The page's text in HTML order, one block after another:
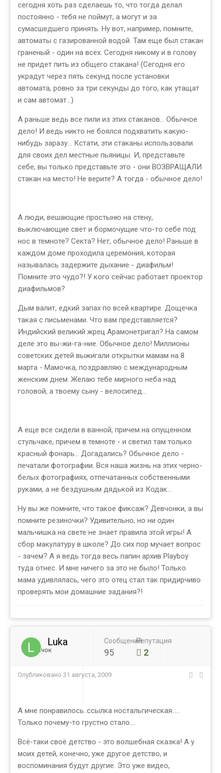
сегодня хоть раз сделаешь то, что тогда делал
постоянно - тебя не поймут, а могут и за
сумасшедшего принять. Ну вот, например, помните,
автоматы с газированной водой. Там еще был стакан
граненый - один на всех. Сегодня никому и в голову
не придет пить из общего стакана! (Сегодня его
украдут через пять секунд после установки
автомата, ровно за три секунды до того, как утащат
и сам автомат...)
А раньше ведь все пили из этих стаканов... Обычное
дело! И ведь никто не боялся подхватить какую-
нибудь заразу... Кстати, эти стаканы использовали
для своих дел местные пьяницы. И, представьте
себе, вы только представьте это - они ВОЗВРАЩАЛИ
стакан на место! Не верите? А тогда - обычное дело!
А люди, вешающие простыню на стену,
выключающие свет и бормочущие что-то себе под
нос в темноте? Секта? Нет, обычное дело! Раньше в
каждом доме проходила церемония, которая
называлась задержите дыхание - диафильм!
Помните это чудо?! У кого сейчас работает проектор
диафильмов?
Дым валит, едкий запах по всей квартире. Дощечка
такая с письменами. Что вам представляется?
Индийский великий жрец Арамонетригал? На самом
деле это вы-жи-га-ние. Обычное дело! Миллионы
советских детей выжигали открытки мамам на 8
марта - Мамочка, поздравляю с международным
женским днем. Желаю тебе мирного неба над
головой, а твоему сыну - велосипед...
А еще все сидели в ванной, причем на опущенном
стульчаке, причем в темноте - и светил там только
красный фонарь... Догадались? Обычное дело -
печатали фотографии. Вся наша жизнь на этих черно-
белых фотографиях, отпечатанных собственными
руками, а не бездушным дядькой из Кодак...
Ну вы же помните, что такое фиксаж? Девчонки, а вы
помните резиночки? Удивительно, но ни один
мальчишка на свете не знает правила этой игры! А
сбор макулатуру в школе? До сих пор мучает вопрос
- зачем? А я ведь тогда весь папин архив Playboy
туда отнес. И мне ничего за это не было! Только
мама удивлялась, чего это отец стал так придирчиво
проверять мои домашние задания?!
Luka
Новичок
Сообщений
95
Репутация
2
Опубликовано 31 августа, 2009
А мне понравилось..ссылка ностальгическая.....
Только почему-то грустно стало....
Всё-таки своё детство - это волшебная сказка! А у
моих детей, конечно, уже другое детство, и
воспоминания будут другие. Это уже видео,